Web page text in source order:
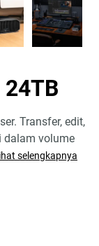
24TB
Transfer, edit,
dalam volume
selengkapnya